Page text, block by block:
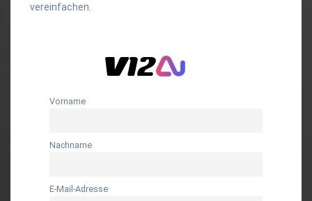
vereinfachen.
Vorname
Nachname
E-Mail-Adresse